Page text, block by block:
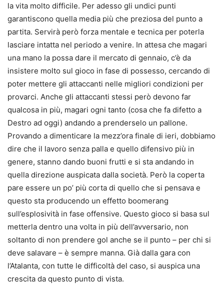
la vita molto difficile. Per adesso gli undici punti
garantiscono quella media più che preziosa del punto a
partita. Servirà però forza mentale e tecnica per poterla
lasciare intatta nel periodo a venire. In attesa che magari
una mano la possa dare il mercato di gennaio, c’è da
insistere molto sul gioco in fase di possesso, cercando di
poter mettere gli attaccanti nelle migliori condizioni per
provarci. Anche gli attaccanti stessi però devono far
qualcosa in più, magari ogni tanto (cosa che fa difetto a
Destro ad oggi) andando a prenderselo un pallone.
Provando a dimenticare la mezz’ora finale di ieri, dobbiamo
dire che il lavoro senza palla e quello difensivo più in
genere, stanno dando buoni frutti e si sta andando in
quella direzione auspicata dalla società. Però la coperta
pare essere un po’ più corta di quello che si pensava e
questo sta producendo un effetto boomerang
sull’esplosività in fase offensive. Questo gioco si basa sul
metterla dentro una volta in più dell’avversario, non
soltanto di non prendere gol anche se il punto – per chi si
deve salavare – è sempre manna. Già dalla gara con
l’Atalanta, con tutte le difficoltà del caso, si auspica una
crescita da questo punto di vista.